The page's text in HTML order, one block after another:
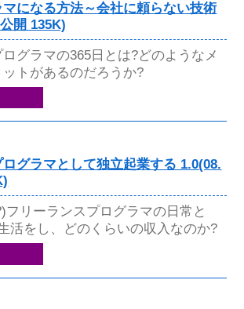
になる方法～会社に頼らない技術
開 135K)
グラマの365日とは?どのようなメ
ットがあるのだろうか?
グラマとして独立起業する 1.0(08.
フリーランスプログラマの日常と
活をし、どのくらいの収入なのか?